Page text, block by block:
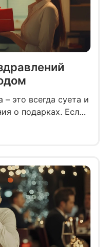
это всегда суета и
о подарках. Если
ёлкой, то с